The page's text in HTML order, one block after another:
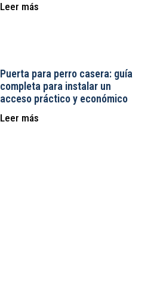
Leer más
Puerta para perro casera: guía
completa para instalar un
acceso práctico y económico
Leer más